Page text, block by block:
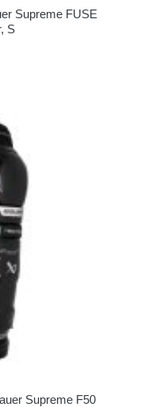
Supreme FUSE
S
Supreme F50